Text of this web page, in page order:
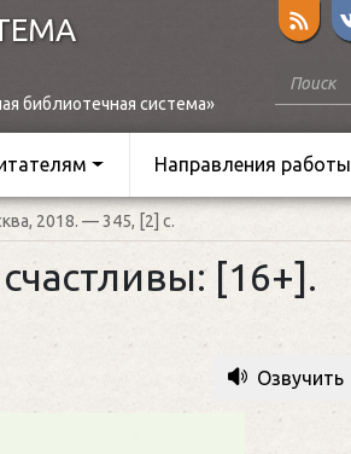
библиотечная система»
Направления работы
2018. — 345, [2] с.
[16+].
Озвучить